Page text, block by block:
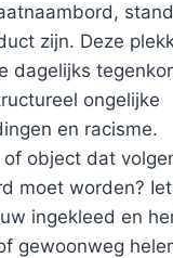
zijn. Deze
dagelijks
ongelijke
en racisme.
of object dat
moet worden?
ingekleed en
gewoonweg